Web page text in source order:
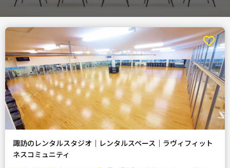
諏訪のレンタルスタジオ｜レンタルスペース｜ラヴィフィット
ネスコミュニティ